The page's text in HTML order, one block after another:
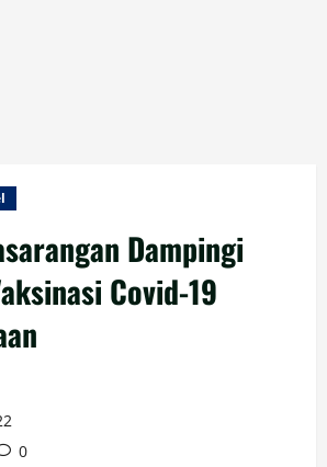
Dampingi
Covid-19
0